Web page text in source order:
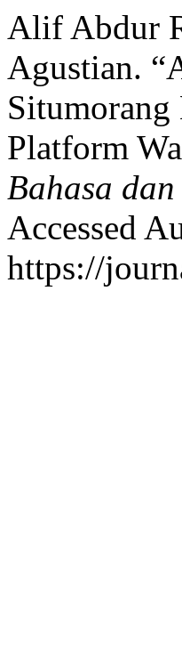
Alif Abdur
Agustian.
Situmorang
Platform
Bahasa
Accessed
https://